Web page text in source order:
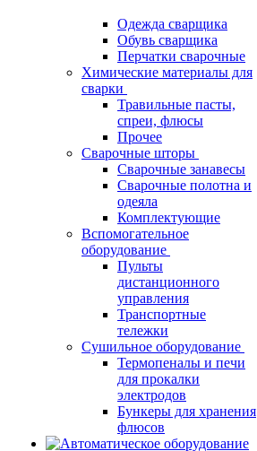
Одежда сварщика
Обувь сварщика
Перчатки сварочные
Химические материалы для
сварки
Травильные пасты,
спреи, флюсы
Прочее
Сварочные шторы
Сварочные занавесы
Сварочные полотна и
одеяла
Комплектующие
Вспомогательное
оборудование
Пульты
дистанционного
управления
Транспортные
тележки
Сушильное оборудование
Термопеналы и печи
для прокалки
электродов
Бункеры для хранения
флюсов